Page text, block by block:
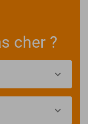
cher ?